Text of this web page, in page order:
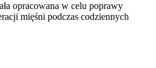
opracowana w celu poprawy
mięśni podczas codziennych